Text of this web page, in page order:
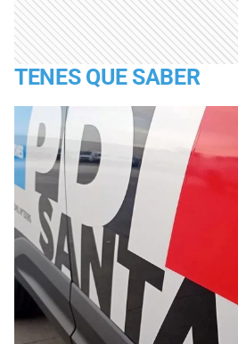
TENES QUE SABER